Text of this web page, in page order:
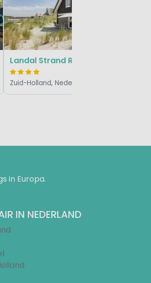
Zuid-Holland, Nederland
in Europa.
IN NEDERLAND